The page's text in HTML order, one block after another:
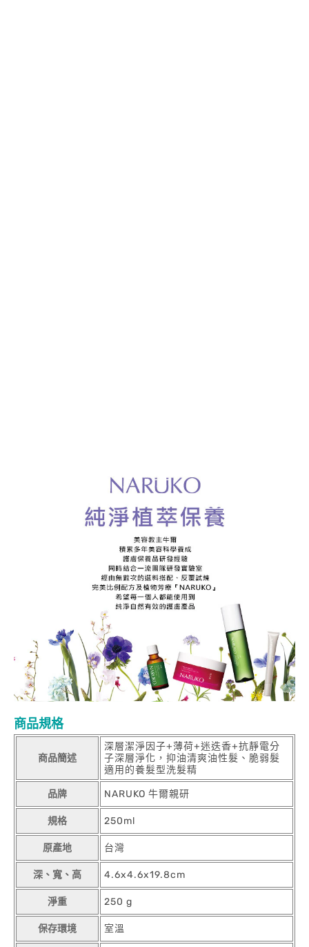
商品規格
商品簡述
深層潔淨因子+薄荷+迷迭香+抗靜電分
子深層淨化，抑油清爽油性髮、脆弱髮
適用的養髮型洗髮精
品牌 NARUKO 牛爾親研
規格 250ml
原產地 台灣
深、寬、高 4.6x4.6x19.8cm
淨重 250 g
保存環境 室溫